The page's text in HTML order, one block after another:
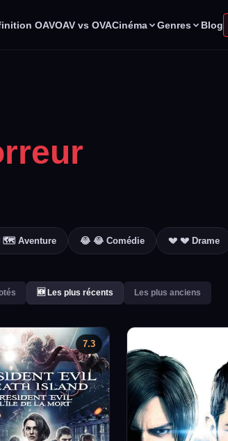
OAVOAV vs OVACinéma Genres Blog
Aventure 😂 😂 Comédie 💔 💔 Drame
🆕 Les plus récents Les plus anciens
7.3